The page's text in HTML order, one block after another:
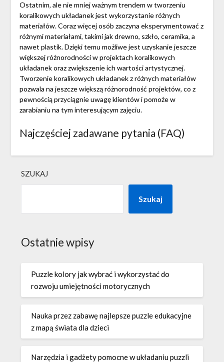
Ostatnim, ale nie mniej ważnym trendem w tworzeniu
koralikowych układanek jest wykorzystanie różnych
materiałów. Coraz więcej osób zaczyna eksperymentować z
różnymi materiałami, takimi jak drewno, szkło, ceramika, a
nawet plastik. Dzięki temu możliwe jest uzyskanie jeszcze
większej różnorodności w projektach koralikowych
układanek oraz zwiększenie ich wartości artystycznej.
Tworzenie koralikowych układanek z różnych materiałów
pozwala na jeszcze większą różnorodność projektów, co z
pewnością przyciągnie uwagę klientów i pomoże w
zarabianiu na tym interesującym zajęciu.
Najczęściej zadawane pytania (FAQ)
SZUKAJ
Szukaj
Ostatnie wpisy
Puzzle kolory jak wybrać i wykorzystać do
rozwoju umiejętności motorycznych
Nauka przez zabawę najlepsze puzzle edukacyjne
z mapą świata dla dzieci
Narzędzia i gadżety pomocne w układaniu puzzli